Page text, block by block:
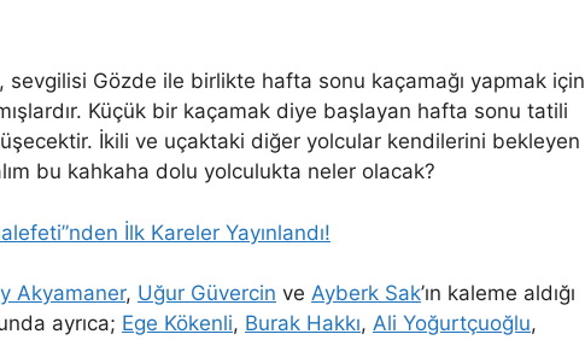
sevgilisi Gözde ile birlikte hafta sonu kaçamağı yapmak için
Küçük bir kaçamak diye başlayan hafta sonu tatili
İkili ve uçaktaki diğer yolcular kendilerini bekleyen
bu kahkaha dolu yolculukta neler olacak?
İlk Kareler Yayınlandı!
Akyamaner, Uğur Güvercin ve Ayberk Sak’ın kaleme aldığı
ayrıca; Ege Kökenli, Burak Hakkı, Ali Yoğurtçuoğlu,